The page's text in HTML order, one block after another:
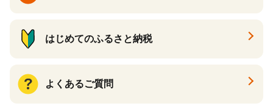
はじめてのふるさと納税
よくあるご質問